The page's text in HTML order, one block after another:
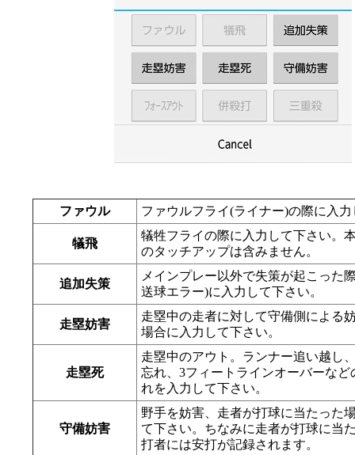
ファウル ファウルフライ(ライナー)の際に入
犠飛
犠牲フライの際に入力して下さい。
のタッチアップは含みません。
追加失策
メインプレー以外で失策が起こった
送球エラー)に入力して下さい。
走塁妨害
走塁中の走者に対して守備側による
場合に入力して下さい。
走塁死
走塁中のアウト。ランナー追い越し
忘れ、3フィートラインオーバーなど
れを入力して下さい。
守備妨害
野手を妨害、走者が打球に当たった
て下さい。ちなみに走者が打球に当
打者には安打が記録されます。